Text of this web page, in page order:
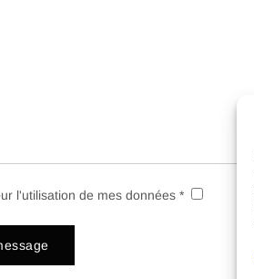
l'utilisation de mes données *